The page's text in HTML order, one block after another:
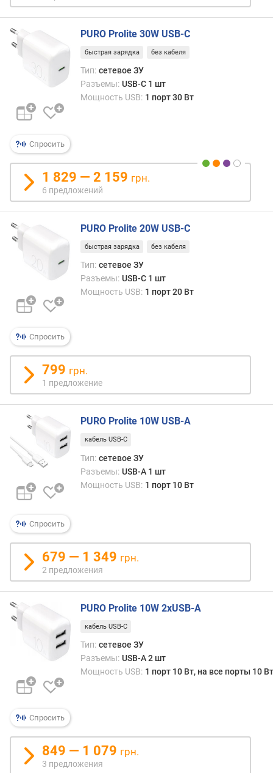
г
в
(
а
б
е
л
е
м
м
а
с
.
м
о
щ
н
о
с
т
(
S
B
(
В
)
д
к
б
е
с
Спросить
PURO Prolite 30W USB-C
быстрая зарядка без кабеля
Тип: сетевое ЗУ
Разъемы: USB-C 1 шт
Мощность USB: 1 порт 30 Вт
1 829 — 2 159 грн.
6 предложений
Спросить
PURO Prolite 20W USB-C
быстрая зарядка без кабеля
Тип: сетевое ЗУ
Разъемы: USB-C 1 шт
Мощность USB: 1 порт 20 Вт
799 грн.
1 предложение
Спросить
PURO Prolite 10W USB-A
кабель USB-C
Тип: сетевое ЗУ
Разъемы: USB-A 1 шт
Мощность USB: 1 порт 10 Вт
679 — 1 349 грн.
2 предложения
Спросить
PURO Prolite 10W 2xUSB-A
кабель USB-C
Тип: сетевое ЗУ
Разъемы: USB-A 2 шт
Мощность USB: 1 порт 10 Вт, на все порты 10 Вт
849 — 1 079 грн.
3 предложения